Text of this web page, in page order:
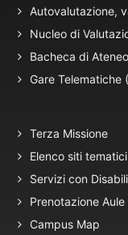
Autovalutazione,
Nucleo di
Bacheca di
Gare Telematiche
Terza Missione
Elenco siti tematici
Servizi con
Prenotazione Aule
Campus Map